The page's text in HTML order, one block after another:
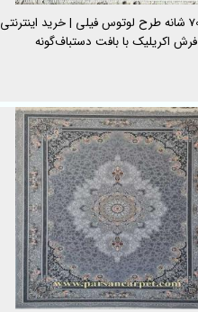
فرش 700 شانه طرح لوتوس فیلی | خرید اینترنتی
فرش اکریلیک با بافت دستباف‌گونه